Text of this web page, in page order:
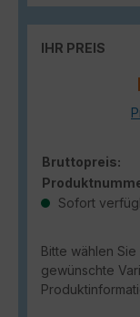
IHR PREIS
Bruttopreis:
Sofort
Bitte wählen
gewünschte